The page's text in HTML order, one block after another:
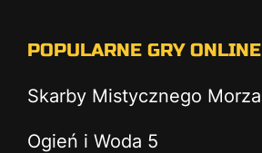
POPULARNE GRY ONLINE
Skarby Mistycznego Morza
Ogień i Woda 5